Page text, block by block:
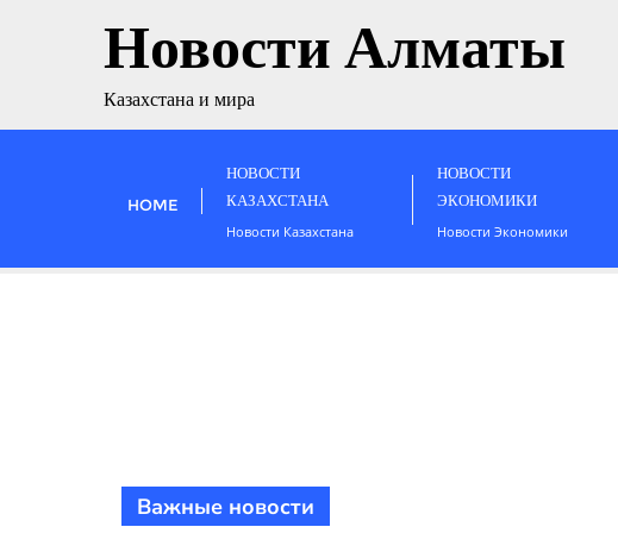
Новости Алматы
Казахстана и мира
HOME
НОВОСТИ
КАЗАХСТАНА
Новости Казахстана
НОВОСТИ
ЭКОНОМИКИ
Новости Экономики
Важные новости